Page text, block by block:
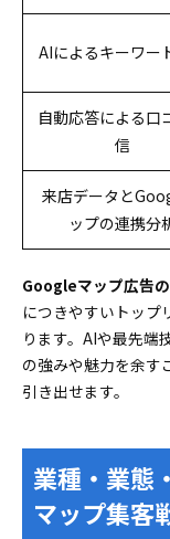
AIによるキーワー
自動応答による口
信
来店データと
ップの連携分
Googleマップ広告
につきやすいトップ
ります。AIや最先端
の強みや魅力を余す
引き出せます。
業種・業態
マップ集客